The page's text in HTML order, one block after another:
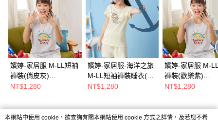
嬪婷-家居服 M-LL短袖
褲裝(俏皮灰)
BL3048FZ
NT$1,280
嬪婷-家居服-海洋之旅
M-LL短袖褲裝睡衣(晴
朗黃) BL3037YD
NT$1,280
嬪婷-家居服 M-
褲裝(歡樂紫)
BL3048VE
NT$1,280
本網站中使用 cookie，欲查詢有關本網站使用 cookie 方式之詳情，及若您不希